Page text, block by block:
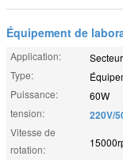
Équipement de
Application:
Type:
Puissance:
60W
tension:
220V/
Vitesse de
rotation: